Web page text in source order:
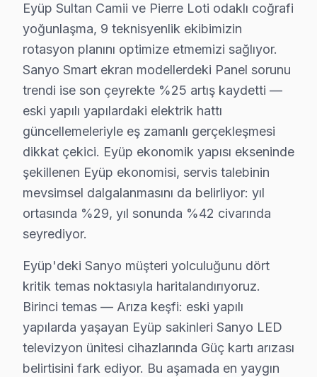
Silahtarağa'da Sanyo TV Servisi
Silahtarağa Mahallesi'nde Sanyo set bakımı
Topçular'da Sanyo TV Servisi
Topçular Mahallesi'nde yerleşik olan ailelerin
Yeşilpınar'da Sanyo TV Servisi
Yeşilpınar Mahallesi, çeşitli konut tipleri barındıran
Sanyo Bakım Takvimi ve Maliyet Planlaması
Sanyo televizyon'lerinizin sağlıklı bir şekilde
Yerinde bakım seçenekleri, genellikle atölye
Eyüp'de Proaktif Sanyo TV Bakımı: Fabrika
Eyüp bölgesinde Sanyo cihaz'lerinizin bakımında
Fabrika Servis'in bu bölgedeki avantajları arasında
Eyüp Sultan Camii ve Pierre Loti odaklı coğrafi
yoğunlaşma, 9 teknisyenlik ekibimizin
rotasyon planını optimize etmemizi sağlıyor.
Sanyo Smart ekran modellerdeki Panel sorunu
trendi ise son çeyrekte %25 artış kaydetti —
eski yapılı yapılardaki elektrik hattı
güncellemeleriyle eş zamanlı gerçekleşmesi
dikkat çekici. Eyüp ekonomik yapısı ekseninde
şekillenen Eyüp ekonomisi, servis talebinin
mevsimsel dalgalanmasını da belirliyor: yıl
ortasında %29, yıl sonunda %42 civarında
seyrediyor.
Eyüp'deki Sanyo müşteri yolculuğunu dört
kritik temas noktasıyla haritalandırıyoruz.
Birinci temas — Arıza keşfi: eski yapılı
yapılarda yaşayan Eyüp sakinleri Sanyo LED
televizyon ünitesi cihazlarında Güç kartı arızası
belirtisini fark ediyor. Bu aşamada en yaygın